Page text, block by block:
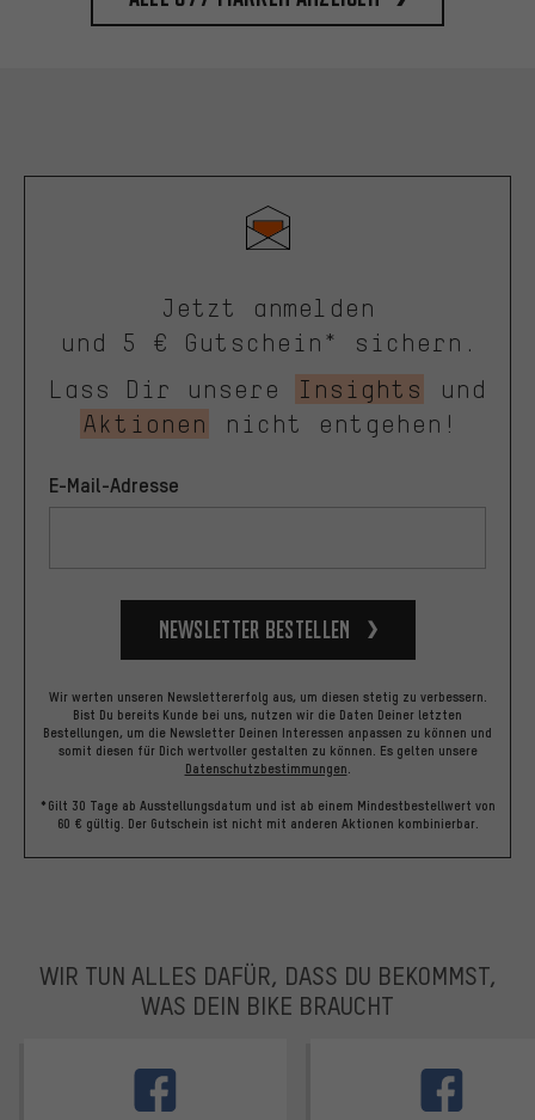
Jetzt anmelden
und 5 € Gutschein* sichern.
Lass Dir unsere
Insights
und
Aktionen
nicht entgehen!
E-Mail-Adresse
Newsletter bestellen
Wir werten unseren Newslettererfolg aus, um diesen stetig zu verbessern.
Bist Du bereits Kunde bei uns, nutzen wir die Daten Deiner letzten
Bestellungen, um die Newsletter Deinen Interessen anpassen zu können und
somit diesen für Dich wertvoller gestalten zu können. Es gelten unsere
Datenschutzbestimmungen.
*Gilt 30 Tage ab Ausstellungsdatum und ist ab einem Mindestbestellwert von
60 € gültig. Der Gutschein ist nicht mit anderen Aktionen kombinierbar.
WIR TUN ALLES DAFÜR, DASS DU BEKOMMST,
WAS DEIN BIKE BRAUCHT